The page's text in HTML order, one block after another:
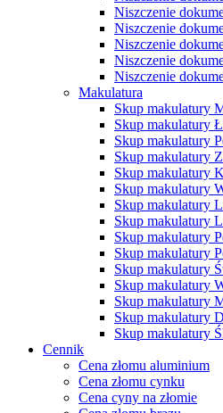
Niszczenie
Niszczenie
Niszczenie
Niszczenie
Niszczenie
Makulatura
Skup makulatury
Skup makulatury
Skup makulatury
Skup makulatury
Skup makulatury
Skup makulatury
Skup makulatury
Skup makulatury
Skup makulatury
Skup makulatury
Skup makulatury
Skup makulatury
Skup makulatury
Skup makulatury
Skup makulatury
Cennik
Cena złomu aluminium
Cena złomu cynku
Cena cyny na złomie